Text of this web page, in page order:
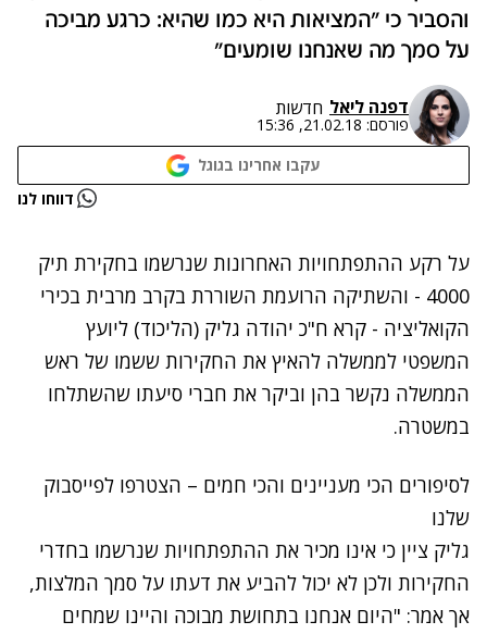
והסביר כי "המציאות היא כמו שהיא: כרגע מביכה
על סמך מה שאנחנו שומעים"
דפנה ליאל חדשות
פורסם: 21.02.18, 15:36
עקבו אחרינו בגוגל
נתקלנו בבעיה דווחו לנו
נסה שוב
על רקע ההתפתחויות האחרונות שנרשמו בחקירת תיק
4000 - והשתיקה הרועמת השוררת בקרב מרבית בכירי
הקואליציה - קרא ח"כ יהודה גליק (הליכוד) ליועץ
המשפטי לממשלה להאיץ את החקירות ששמו של ראש
הממשלה נקשר בהן וביקר את חברי סיעתו שהשתלחו
במשטרה.
לסיפורים הכי מעניינים והכי חמים – הצטרפו לפייסבוק
שלנו
גליק ציין כי אינו מכיר את ההתפתחויות שנרשמו בחדרי
החקירות ולכן לא יכול להביע את דעתו על סמך המלצות,
אך אמר: "היום אנחנו בתחושת מבוכה והיינו שמחים